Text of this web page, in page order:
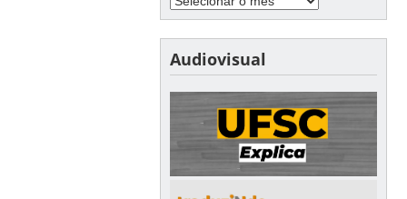
Audiovisual